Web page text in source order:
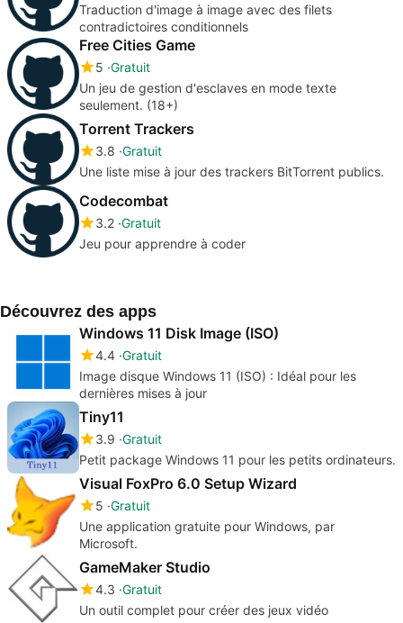
Traduction d'image à image avec des filets
contradictoires conditionnels
Free Cities Game
5 Gratuit
Un jeu de gestion d'esclaves en mode texte
seulement. (18+)
Torrent Trackers
3.8 Gratuit
Une liste mise à jour des trackers BitTorrent publics.
Codecombat
3.2 Gratuit
Jeu pour apprendre à coder
Découvrez des apps
Windows 11 Disk Image (ISO)
4.4 Gratuit
Image disque Windows 11 (ISO) : Idéal pour les
dernières mises à jour
Tiny11
3.9 Gratuit
Petit package Windows 11 pour les petits ordinateurs.
Visual FoxPro 6.0 Setup Wizard
5 Gratuit
Une application gratuite pour Windows, par
Microsoft.
GameMaker Studio
4.3 Gratuit
Un outil complet pour créer des jeux vidéo